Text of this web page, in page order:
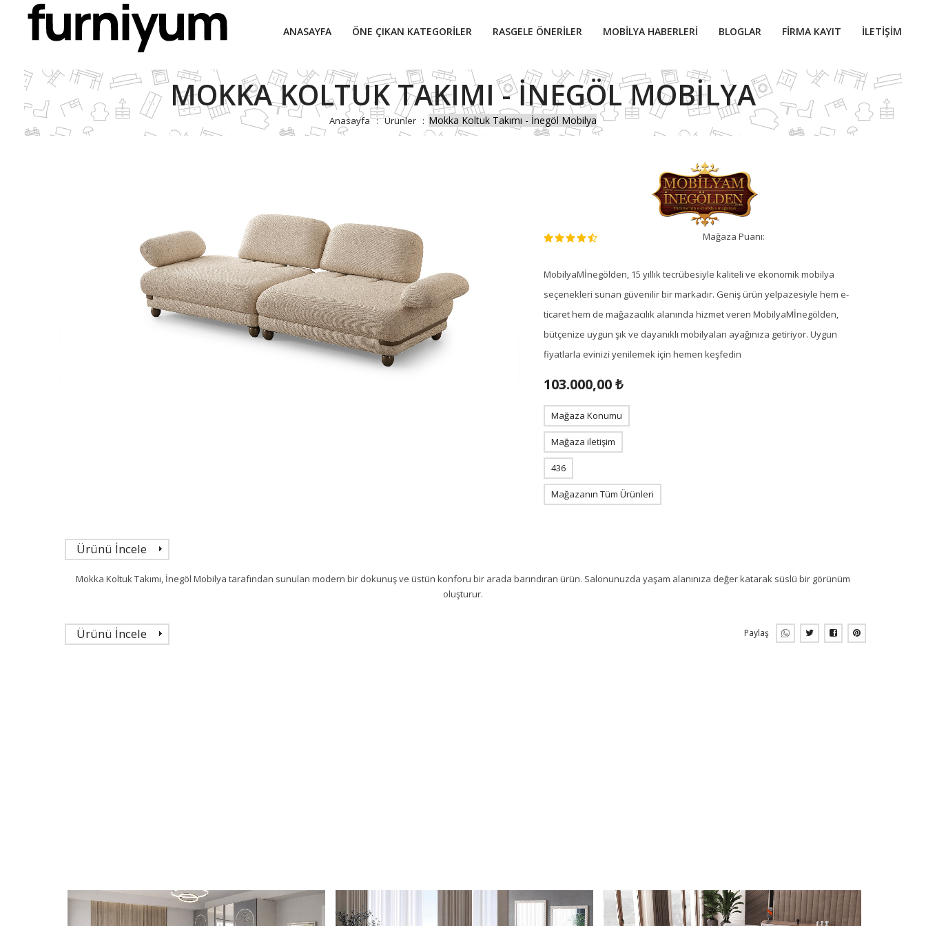
ANASAYFA ÖNE ÇIKAN KATEGORILER RASGELE ÖNERILER MOBILYA HABERLERI BLOGLAR FIRMA KAYIT İLETIŞIM
MOKKA KOLTUK TAKIMI - İNEGÖL MOBILYA
Anasayfa Ürünler Mokka Koltuk Takımı - İnegöl Mobilya
Mağaza Puanı:
MobilyaMİnegölden, 15 yıllık tecrübesiyle kaliteli ve ekonomik mobilya
seçenekleri sunan güvenilir bir markadır. Geniş ürün yelpazesiyle hem e-
ticaret hem de mağazacılık alanında hizmet veren MobilyaMİnegölden,
bütçenize uygun şık ve dayanıklı mobilyaları ayağınıza getiriyor. Uygun
fiyatlarla evinizi yenilemek için hemen keşfedin
103.000,00 ₺
Mağaza Konumu
Mağaza iletişim
436
Mağazanın Tüm Ürünleri
Ürünü İncele
Mokka Koltuk Takımı, İnegöl Mobilya tarafından sunulan modern bir dokunuş ve üstün konforu bir arada barındıran ürün. Salonunuzda yaşam alanınıza değer katarak süslü bir görünüm
oluşturur.
Ürünü İncele Paylaş